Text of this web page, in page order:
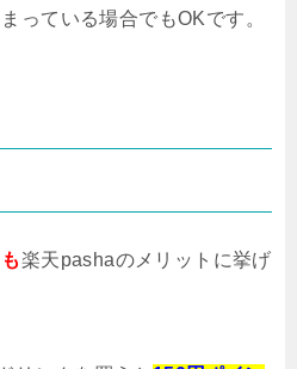
っている場合でもOKです。
楽天pashaのメリットに挙げ